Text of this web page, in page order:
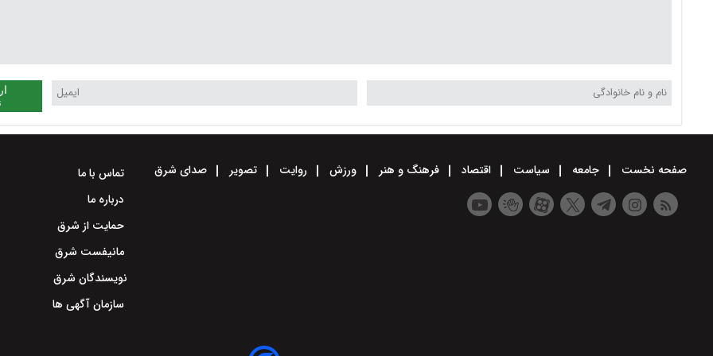
صفحه نخست جامعه سیاست اقتصاد فرهنگ و هنر ورزش روایت تصویر صدای شرق
تماس با ما
درباره ما
حمایت از شرق
مانیفست شرق
نویسندگان شرق
سازمان آگهی ها